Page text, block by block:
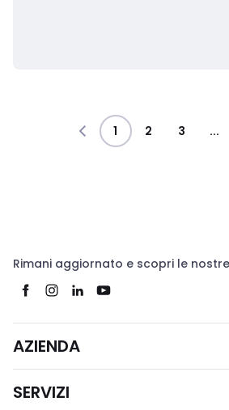
1 2 3 ...
Rimani aggiornato e scopri le
AZIENDA
SERVIZI